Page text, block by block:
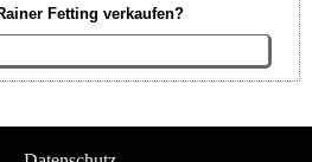
Fetting verkaufen?